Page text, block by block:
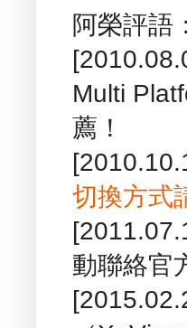
阿榮評語：
Multi
薦！
切換方式
動聯絡官